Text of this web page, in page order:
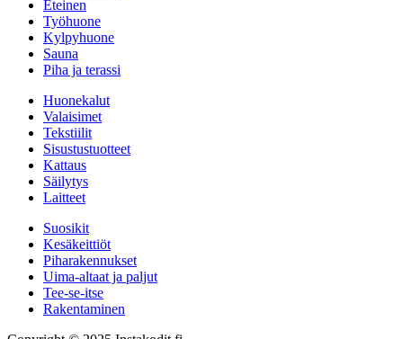
Eteinen
Työhuone
Kylpyhuone
Sauna
Piha ja terassi
Huonekalut
Valaisimet
Tekstiilit
Sisustustuotteet
Kattaus
Säilytys
Laitteet
Suosikit
Kesäkeittiöt
Piharakennukset
Uima-altaat ja paljut
Tee-se-itse
Rakentaminen